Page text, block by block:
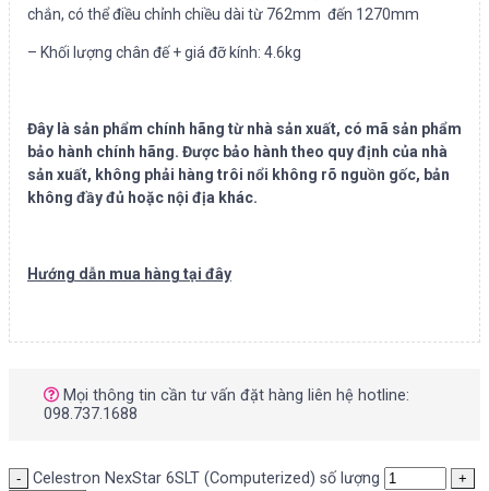
chắn, có thể điều chỉnh chiều dài từ 762mm đến 1270mm
– Khối lượng chân đế + giá đỡ kính: 4.6kg
Đây là sản phẩm chính hãng từ nhà sản xuất, có mã sản phẩm
bảo hành chính hãng. Được bảo hành theo quy định của nhà
sản xuất, không phải hàng trôi nổi không rõ nguồn gốc, bản
không đầy đủ hoặc nội địa khác.
Hướng dẫn mua hàng tại đây
Mọi thông tin cần tư vấn đặt hàng liên hệ hotline:
098.737.1688
Celestron NexStar 6SLT (Computerized) số lượng